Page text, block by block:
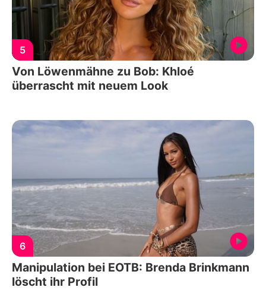
5
Von Löwenmähne zu Bob: Khloé
überrascht mit neuem Look
6
Manipulation bei EOTB: Brenda Brinkmann
löscht ihr Profil